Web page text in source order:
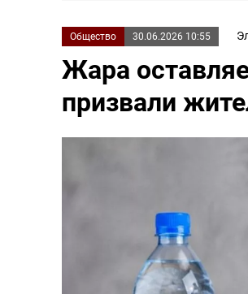
Общество 30.06.2026 10:55
Жара
призвали